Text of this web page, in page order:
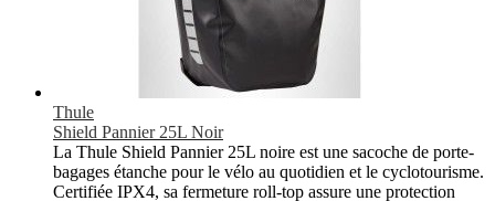
Thule
Shield Pannier 25L Noir
La Thule Shield Pannier 25L noire est une sacoche de porte-
bagages étanche pour le vélo au quotidien et le cyclotourisme.
Certifiée IPX4, sa fermeture roll-top assure une protection